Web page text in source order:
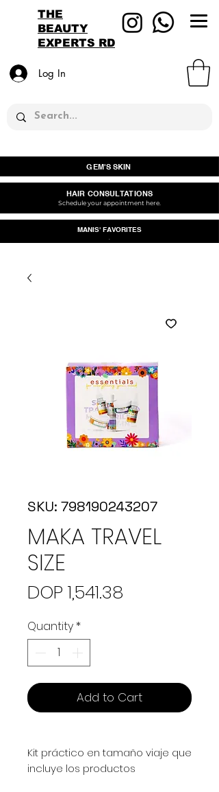
THE
BEAUTY
EXPERTS RD
GEM'S SKIN
HAIR CONSULTATIONS
Schedule your appointment here.
MANIS' FAVORITES
.
Log In
SKU: 798190243207
MAKA TRAVEL
SIZE
DOP 1,541.38
Quantity *
Add to Cart
Kit práctico en tamaño viaje que
incluye los productos